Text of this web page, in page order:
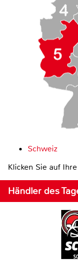
Schweiz
Klicken Sie auf
Händler des